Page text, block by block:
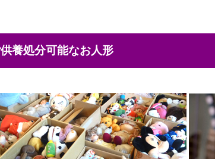
ご供養処分可能なお人形